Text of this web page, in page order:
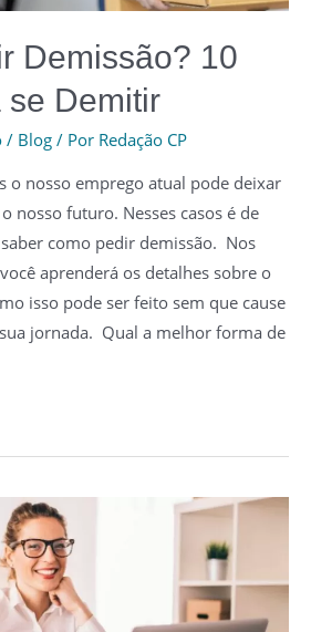
Demissão? 10
se Demitir
/ Blog / Por Redação CP
o nosso emprego atual pode deixar
nosso futuro. Nesses casos é de
como pedir demissão. Nos
aprenderá os detalhes sobre o
isso pode ser feito sem que cause
jornada. Qual a melhor forma de